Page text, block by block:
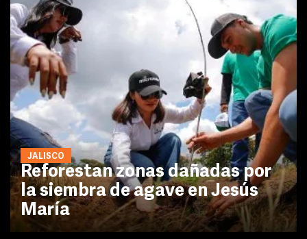
JALISCO
Reforestan zonas dañadas por
la siembra de agave en Jesús
María